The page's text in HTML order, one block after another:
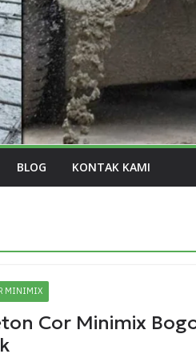
BLOG KONTAK KAMI
MINIMIX
Cor Minimix